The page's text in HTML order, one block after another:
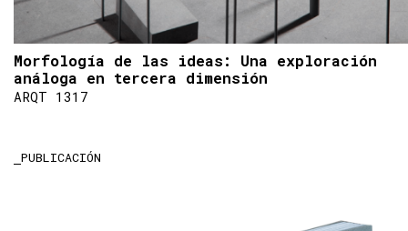
Morfología de las ideas: Una exploración
análoga en tercera dimensión
ARQT 1317
PUBLICACIÓN